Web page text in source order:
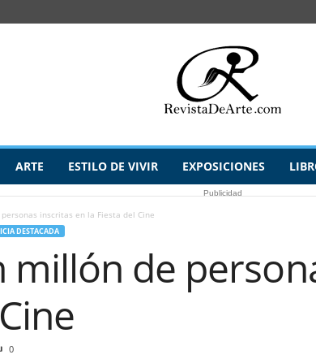
ARTE ESTILO DE VIVIR EXPOSICIONES
Publicidad
inscritas en la Fiesta del Cine
DESTACADA
millón de
0